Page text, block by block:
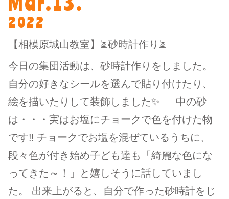
2022
【相模原城山教室】⏳砂時計作り⏳
今日の集団活動は、砂時計作りをしました。
自分の好きなシールを選んで貼り付けたり、
絵を描いたりして装飾しました✨ 中の砂
は・・・実はお塩にチョークで色を付けた物
です‼ チョークでお塩を混ぜているうちに、
段々色が付き始め子ども達も「綺麗な色にな
ってきた～！」と嬉しそうに話していまし
た。 出来上がると、自分で作った砂時計をじ